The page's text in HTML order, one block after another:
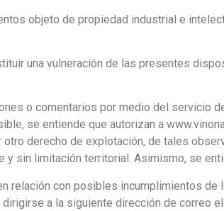
objeto de propiedad industrial e
una vulneración de las presentes
o comentarios por medio del servicio
se entiende que autorizan a
derecho de explotación, de tales
sin limitación territorial. Asimismo, se
relación con posibles incumplimientos
a la siguiente dirección de correo